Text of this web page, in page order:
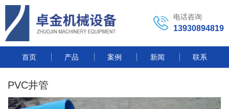
电话咨询
13930894819
首页 产品 案例 新闻 联系
PVC井管